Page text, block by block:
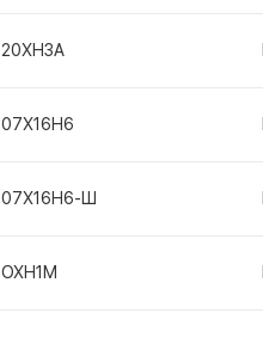
20ХН3А
07Х16Н6
07Х16Н6-Ш
ОХН1М